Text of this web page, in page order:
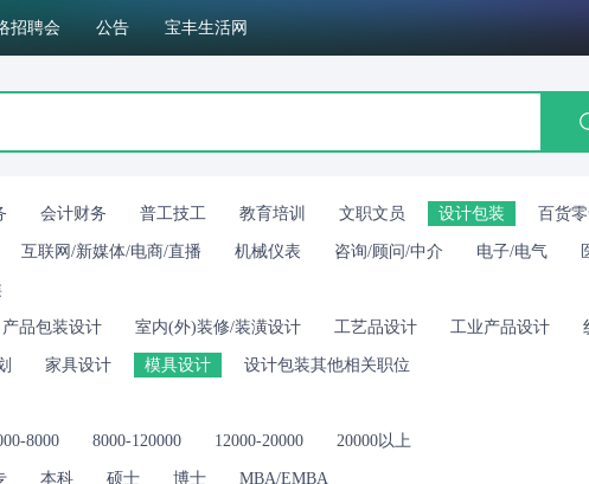
招聘会 公告 宝丰生活网
会计财务 普工技工 教育培训 文职文员 设计包装 百货
互联网/新媒体/电商/直播 机械仪表 咨询/顾问/中介 电子/电气
产品包装设计 室内(外)装修/装潢设计 工艺品设计 工业产品设计
家具设计 模具设计 设计包装其他相关职位
8000 8000-120000 12000-20000 20000以上
本科 硕士 博士 MBA/EMBA